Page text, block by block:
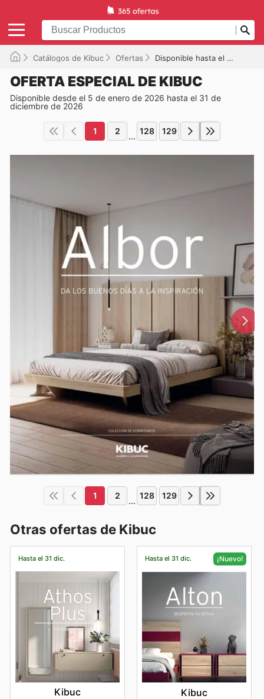
Catálogos de Kibuc Ofertas Disponible hasta el 31/12/2026
OFERTA ESPECIAL DE KIBUC
Disponible desde el 5 de enero de 2026 hasta el 31 de
diciembre de 2026
1 2 ... 128 129
1 2 ... 128 129
Otras ofertas de Kibuc
Hasta el 31 dic.
Kibuc
Hasta el 31 dic. ¡Nuevo!
Kibuc